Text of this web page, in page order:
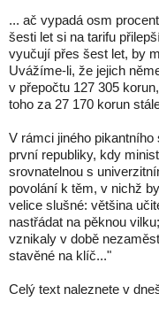
... ač vypadá osm
šesti let si na tarifu
vyučují přes šest let, by
Uvážíme-li, že jejich
v přepočtu 127 305
toho za 27 170 korun
V rámci jiného
první republiky, kdy
srovnatelnou s
povolání k těm, v nichž
velice slušné: většina
nastřádat na pěknou
vznikaly v době
stavěné na klíč..."
Celý text naleznete v